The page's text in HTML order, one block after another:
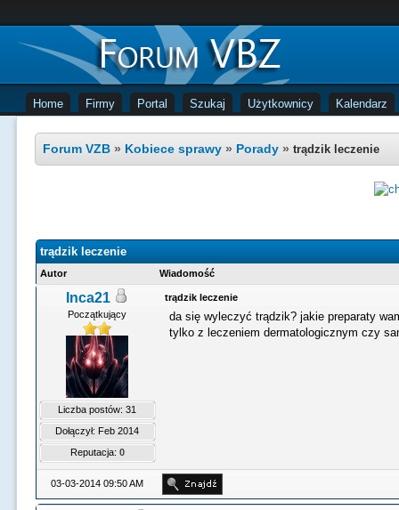
Home Firmy Portal Szukaj Użytkownicy Kalendarz
Forum VZB » Kobiece sprawy » Porady »trądzik leczenie
trądzik leczenie
Autor Wiadomość
Inca21
Początkujący
Liczba postów: 31
Dołączył: Feb 2014
Reputacja: 0
trądzik leczenie
da się wyleczyć trądzik? jakie preparaty
tylko z leczeniem dermatologicznym czy
03-03-2014 09:50 AM